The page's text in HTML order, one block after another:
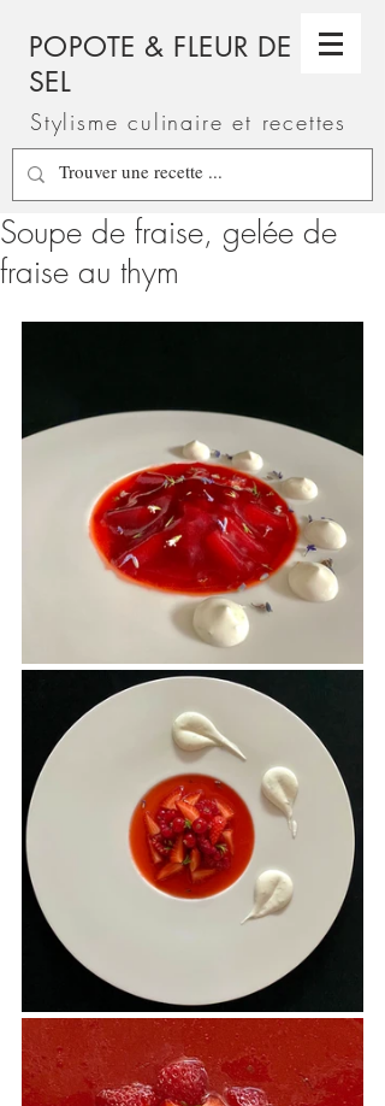
POPOTE & FLEUR DE
SEL
Stylisme culinaire et recettes
Soupe de fraise, gelée de
fraise au thym